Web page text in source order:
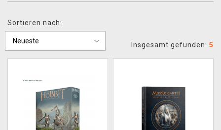
Sortieren nach:
Insgesamt gefunden: 5